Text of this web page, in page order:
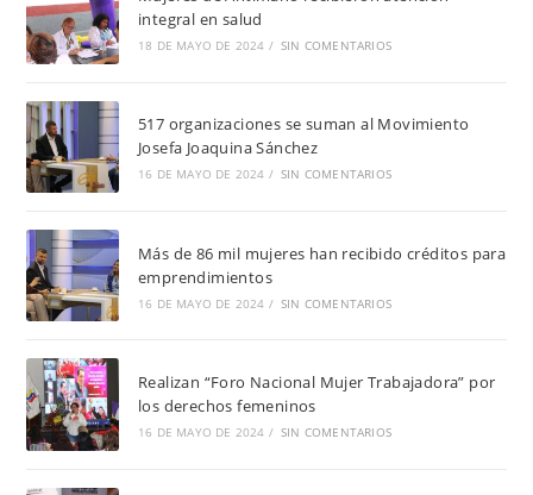
integral en salud
18 DE MAYO DE 2024 / SIN COMENTARIOS
517 organizaciones se suman al Movimiento
Josefa Joaquina Sánchez
16 DE MAYO DE 2024 / SIN COMENTARIOS
Más de 86 mil mujeres han recibido créditos para
emprendimientos
16 DE MAYO DE 2024 / SIN COMENTARIOS
Realizan “Foro Nacional Mujer Trabajadora” por
los derechos femeninos
16 DE MAYO DE 2024 / SIN COMENTARIOS